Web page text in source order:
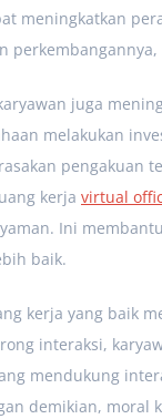
meningkatkan
juga
melakukan
pengakuan
kerja virtual
Ini
baik.
kerja yang baik
interaksi,
mendukung
demikian, moral